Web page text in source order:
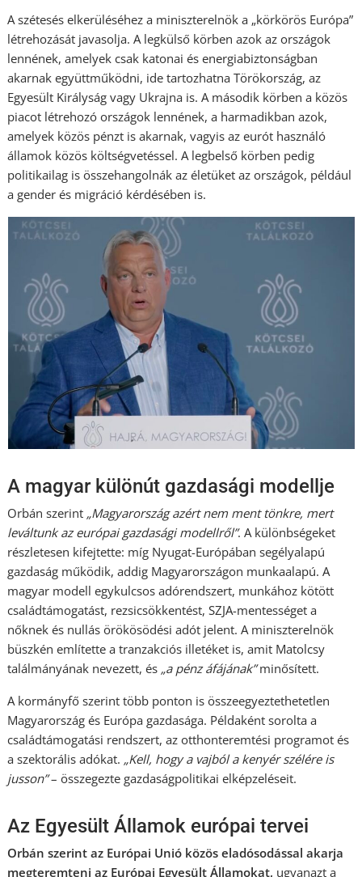
A szétesés elkerüléséhez a miniszterelnök a „körkörös Európa”
létrehozását javasolja. A legkülső körben azok az országok
lennének, amelyek csak katonai és energiabiztonságban
akarnak együttműködni, ide tartozhatna Törökország, az
Egyesült Királyság vagy Ukrajna is. A második körben a közös
piacot létrehozó országok lennének, a harmadikban azok,
amelyek közös pénzt is akarnak, vagyis az eurót használó
államok közös költségvetéssel. A legbelső körben pedig
politikailag is összehangolnák az életüket az országok, például
a gender és migráció kérdésében is.
A magyar különút gazdasági modellje
Orbán szerint „Magyarország azért nem ment tönkre, mert
leváltunk az európai gazdasági modellről”. A különbségeket
részletesen kifejtette: míg Nyugat-Európában segélyalapú
gazdaság működik, addig Magyarországon munkaalapú. A
magyar modell egykulcsos adórendszert, munkához kötött
családtámogatást, rezsicsökkentést, SZJA-mentességet a
nőknek és nullás örökösödési adót jelent. A miniszterelnök
büszkén említette a tranzakciós illetéket is, amit Matolcsy
találmányának nevezett, és „a pénz áfájának”minősített.
A kormányfő szerint több ponton is összeegyeztethetetlen
Magyarország és Európa gazdasága. Példaként sorolta a
családtámogatási rendszert, az otthonteremtési programot és
a szektorális adókat. „Kell, hogy a vajból a kenyér szélére is
jusson”– összegezte gazdaságpolitikai elképzeléseit.
Az Egyesült Államok európai tervei
Orbán szerint az Európai Unió közös eladósodással akarja
megteremteni az Európai Egyesült Államokat, ugyanazt a